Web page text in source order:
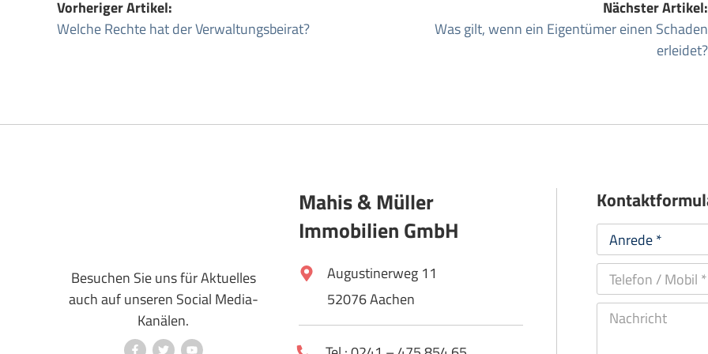
Vorheriger Artikel:
Welche Rechte hat der Verwaltungsbeirat?
Nächster Artikel:
Was gilt, wenn ein Eigentümer einen Schaden
erleidet?
Besuchen Sie uns für Aktuelles
auch auf unseren Social Media-
Kanälen.
Mahis & Müller
Immobilien GmbH
Augustinerweg 11
52076 Aachen